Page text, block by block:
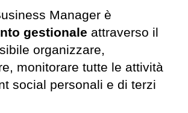
Manager è
gestionale attraverso il
organizzare,
monitorare tutte le attività
social personali e di terzi